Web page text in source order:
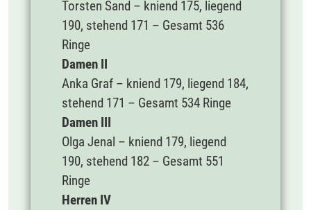
Torsten Sand – kniend 175, liegend
190, stehend 171 – Gesamt 536
Ringe
Damen II
Anka Graf – kniend 179, liegend 184,
stehend 171 – Gesamt 534 Ringe
Damen III
Olga Jenal – kniend 179, liegend
190, stehend 182 – Gesamt 551
Ringe
Herren IV